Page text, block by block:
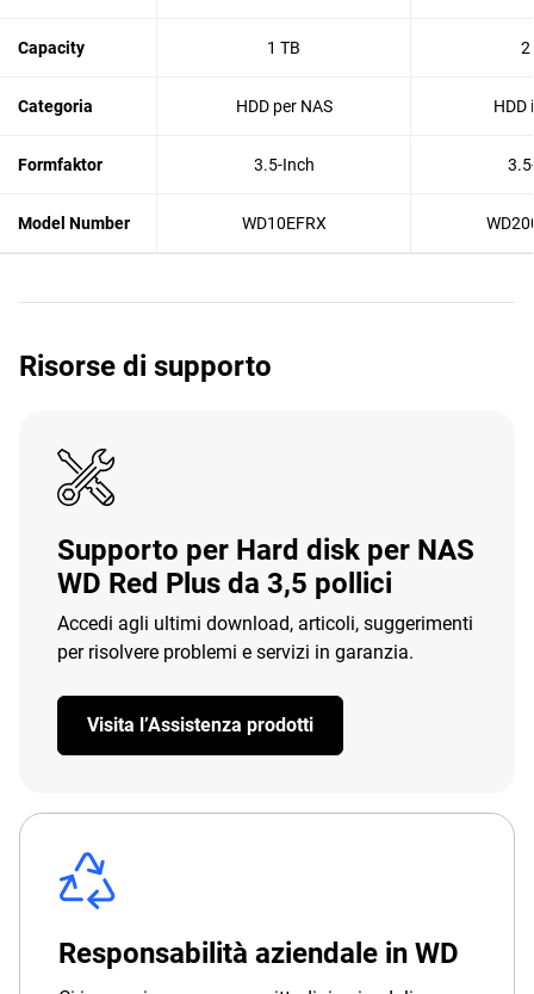
Capacity 1 TB 2
Categoria HDD per NAS HDD
Formfaktor 3.5-Inch
Model Number WD10EFRX
Risorse di supporto
Supporto per Hard disk per NAS
WD Red Plus da 3,5 pollici
Accedi agli ultimi download, articoli, suggerimenti
per risolvere problemi e servizi in garanzia.
Visita l’Assistenza prodotti
Responsabilità aziendale in WD